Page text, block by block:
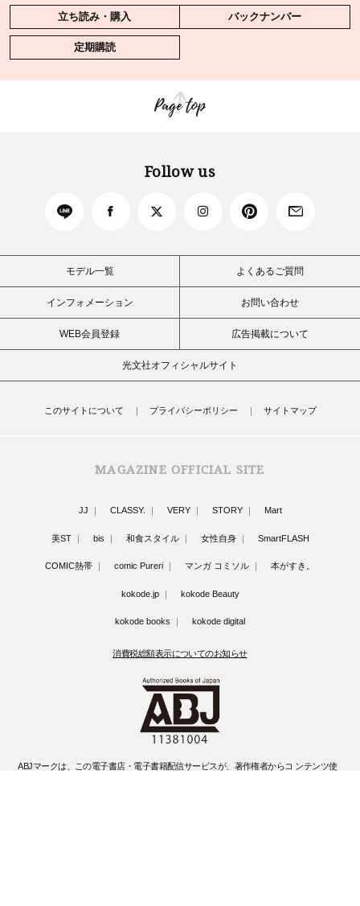
立ち読み・購入 バックナンバー
定期購読
Page top
Follow us
モデル一覧 よくあるご質問
インフォメーション お問い合わせ
WEB会員登録 広告掲載について
光文社オフィシャルサイト
このサイトについて プライバシーポリシー サイトマップ
MAGAZINE OFFICIAL SITE
JJ CLASSY. VERY STORY Mart
美ST bis 和食スタイル 女性自身 SmartFLASH
COMIC熱帯 comic Pureri マンガ コミソル 本がすき。
kokode.jp kokode Beauty
kokode books kokode digital
消費税総額表示についてのお知らせ
ABJマークは、この電子書店・電子書籍配信サービスが、著作権者からコ ンテンツ使